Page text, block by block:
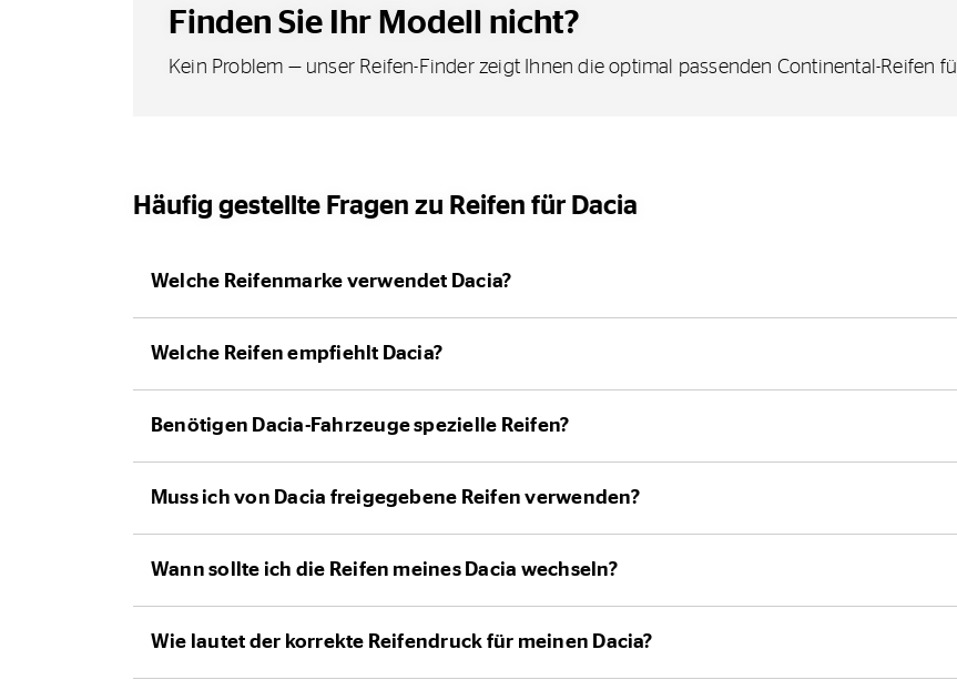
Finden Sie Ihr Modell nicht?
Kein Problem — unser Reifen-Finder zeigt Ihnen die optimal passenden Continental-Reifen
Häufig gestellte Fragen zu Reifen für Dacia
Welche Reifenmarke verwendet Dacia?
Welche Reifen empfiehlt Dacia?
Benötigen Dacia-Fahrzeuge spezielle Reifen?
Muss ich von Dacia freigegebene Reifen verwenden?
Wann sollte ich die Reifen meines Dacia wechseln?
Wie lautet der korrekte Reifendruck für meinen Dacia?